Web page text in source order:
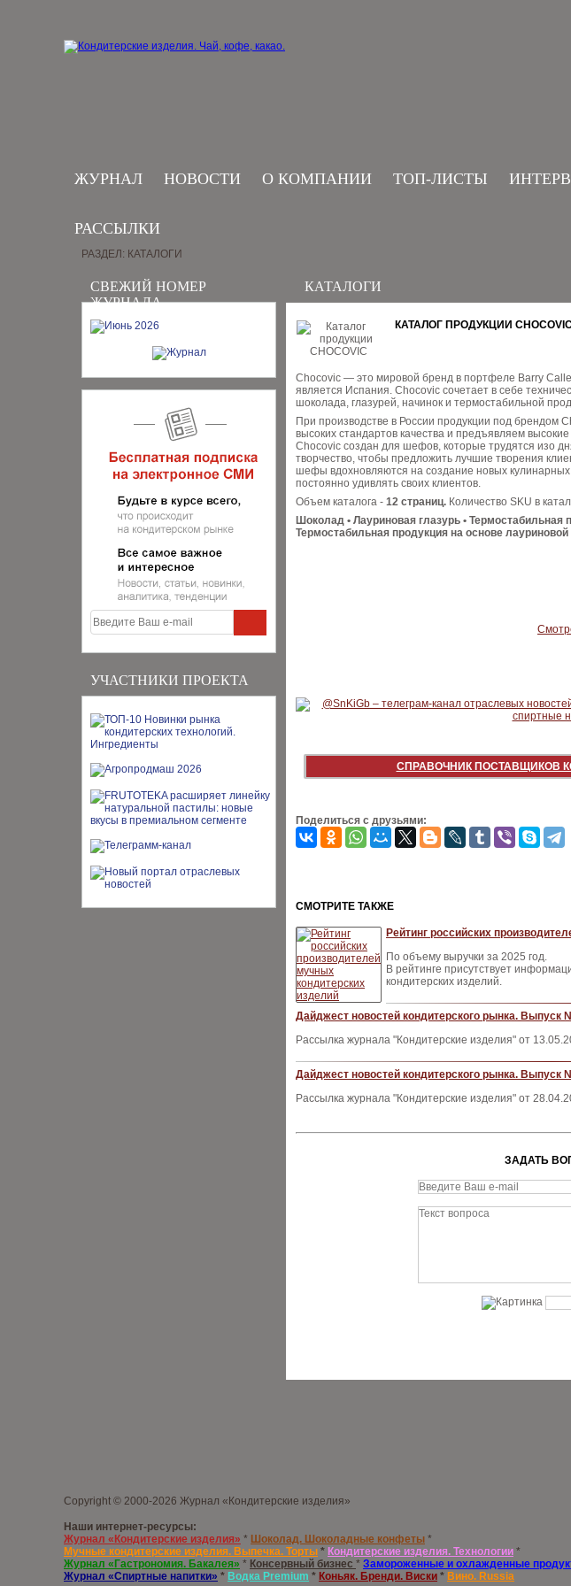
ЖУРНАЛ НОВОСТИ О КОМПАНИИ ТОП-ЛИСТЫ
РАССЫЛКИ
СВЕЖИЙ НОМЕР
ЖУРНАЛА
УЧАСТНИКИ ПРОЕКТА
РАЗДЕЛ: КАТАЛОГИ
КАТАЛОГИ
КАТАЛОГ ПРОДУКЦИИ
Chocovic — это мировой бренд в портфеле Barry
является Испания. Chocovic сочетает в себе
шоколада, глазурей, начинок и термостабильной
При производстве в России продукции под брендом
высоких стандартов качества и предъявляем
Chocovic создан для шефов, которые трудятся изо
творчество, чтобы предложить лучшие творения
шефы вдохновляются на создание новых
постоянно удивлять своих клиентов.
Объем каталога - 12 страниц. Количество SKU в
Шоколад • Лауриновая глазурь • Термостабильная
Термостабильная продукция на основе лауриновой
СПРАВОЧНИК ПОСТАВЩИКОВ
Поделиться с друзьями:
CМОТРИТЕ ТАКЖЕ
Рейтинг российских
По объему выручки за 2025 год.
В рейтинге присутствует
кондитерских изделий.
Дайджест новостей кондитерского рынка. Выпуск
Рассылка журнала "Кондитерские изделия" от
Дайджест новостей кондитерского рынка. Выпуск
Рассылка журнала "Кондитерские изделия" от
ЗАДАТЬ
Copyright © 2000-2026 Журнал «Кондитерские изделия»
Наши интернет-ресурсы:
Журнал «Кондитерские изделия» * Шоколад. Шоколадные конфеты *
Мучные кондитерские изделия. Выпечка. Торты * Кондитерские изделия. Технологии *
Журнал «Гастрономия. Бакалея» * Консервный бизнес * Замороженные и охлажденные
Журнал «Спиртные напитки» * Водка Premium * Коньяк. Бренди. Виски * Вино. Russia